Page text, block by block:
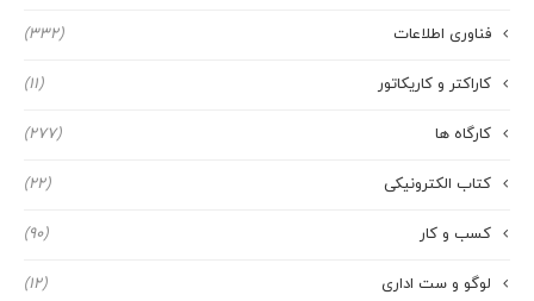
فناوری اطلاعات (332)
کاراکتر و کاریکاتور (11)
کارگاه ها (277)
کتاب الکترونیکی (22)
کسب و کار (90)
لوگو و ست اداری (12)